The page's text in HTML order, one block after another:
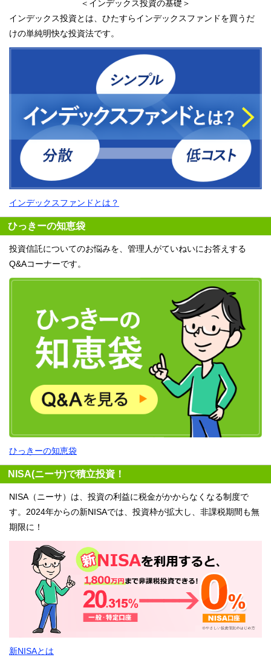
＜インデックス投資の基礎＞
インデックス投資とは、ひたすらインデックスファンドを買うだ
けの単純明快な投資法です。
インデックスファンドとは？
ひっきーの知恵袋
投資信託についてのお悩みを、管理人がていねいにお答えする
Q&Aコーナーです。
ひっきーの知恵袋
NISA(ニーサ)で積立投資！
NISA（ニーサ）は、投資の利益に税金がかからなくなる制度で
す。2024年からの新NISAでは、投資枠が拡大し、非課税期間も無
期限に！
新NISAとは